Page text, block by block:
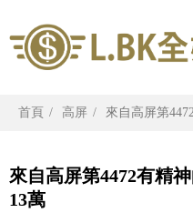
首頁 高屏 來自高屏第
來自高屏第4472有精
13萬